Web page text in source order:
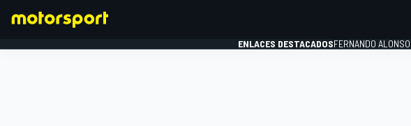
ENLACES DESTACADOSFERNANDO ALONSO